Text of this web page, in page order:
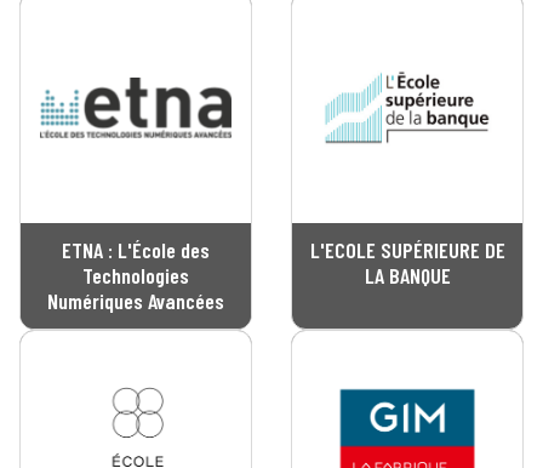
ETNA : L'École des
Technologies
Numériques Avancées
L'ECOLE SUPÉRIEURE DE
LA BANQUE